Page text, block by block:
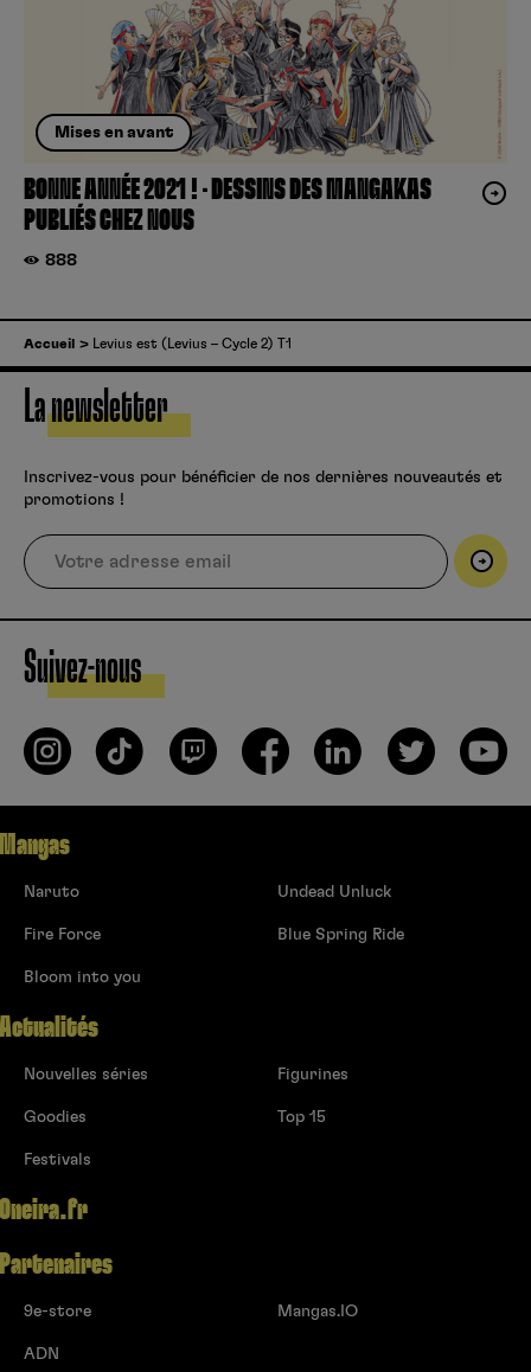
Mises en avant
BONNE ANNÉE 2021 ! – DESSINS DES MANGAKAS
PUBLIÉS CHEZ NOUS
888
Accueil Levius est (Levius – Cycle 2) T1
La newsletter
Inscrivez-vous pour bénéficier de nos dernières nouveautés et
promotions !
Suivez-nous
Mangas
Naruto
Fire Force
Bloom into you
Undead Unluck
Blue Spring Ride
Actualités
Nouvelles séries
Goodies
Festivals
Figurines
Top 15
Oneira.fr
Partenaires
9e-store
ADN
Mangas.IO